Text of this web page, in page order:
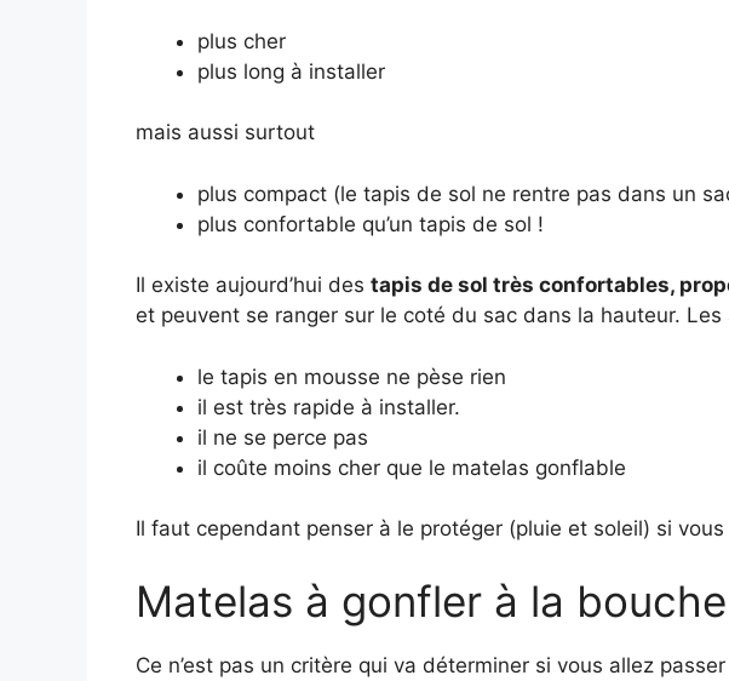
plus cher
plus long à installer
mais aussi surtout
plus compact (le tapis de sol ne rentre pas dans un
plus confortable qu’un tapis de sol !
Il existe aujourd’hui des tapis de sol très confortables,
et peuvent se ranger sur le coté du sac dans la hauteur.
le tapis en mousse ne pèse rien
il est très rapide à installer.
il ne se perce pas
il coûte moins cher que le matelas gonflable
Il faut cependant penser à le protéger (pluie et soleil) si vous
Matelas à gonfler à la
Ce n’est pas un critère qui va déterminer si vous allez